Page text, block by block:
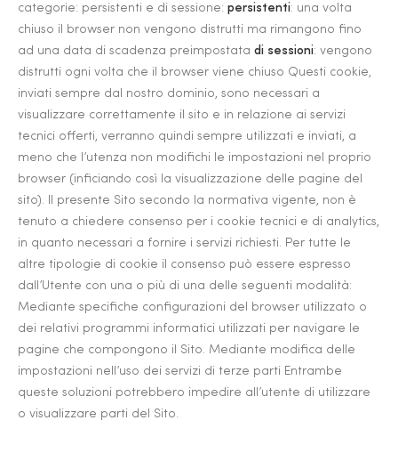
categorie: persistenti e di sessione: persistenti: una volta
chiuso il browser non vengono distrutti ma rimangono fino
ad una data di scadenza preimpostata di sessioni: vengono
distrutti ogni volta che il browser viene chiuso Questi cookie,
inviati sempre dal nostro dominio, sono necessari a
visualizzare correttamente il sito e in relazione ai servizi
tecnici offerti, verranno quindi sempre utilizzati e inviati, a
meno che l’utenza non modifichi le impostazioni nel proprio
browser (inficiando così la visualizzazione delle pagine del
sito). Il presente Sito secondo la normativa vigente, non è
tenuto a chiedere consenso per i cookie tecnici e di analytics,
in quanto necessari a fornire i servizi richiesti. Per tutte le
altre tipologie di cookie il consenso può essere espresso
dall’Utente con una o più di una delle seguenti modalità:
Mediante specifiche configurazioni del browser utilizzato o
dei relativi programmi informatici utilizzati per navigare le
pagine che compongono il Sito. Mediante modifica delle
impostazioni nell’uso dei servizi di terze parti Entrambe
queste soluzioni potrebbero impedire all’utente di utilizzare
o visualizzare parti del Sito.